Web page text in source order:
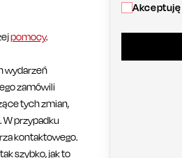
pomocy.
wydarzeń
zamówili
tych zmian,
W przypadku
kontaktowego.
szybko, jak to
Akceptuję